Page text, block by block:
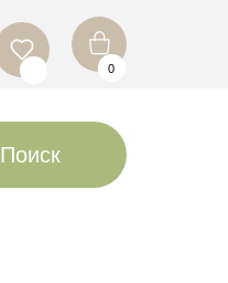
0
Поиск